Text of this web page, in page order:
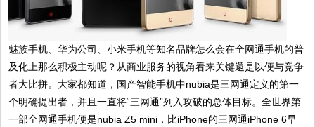
魅族手机、华为公司、小米手机等知名品牌怎么会在全网通手机的普
及化上那么积极主动呢？从商业服务的视角看来关键還是以便与竞争
者大比拼。大家都知道，国产智能手机中nubia是三网通定义的第一
个明确提出者，并且一直将“三网通”列入攻破的总体目标。全世界第
一部全网通手机便是nubia Z5 mini，比iPhone的三网通iPhone 6早